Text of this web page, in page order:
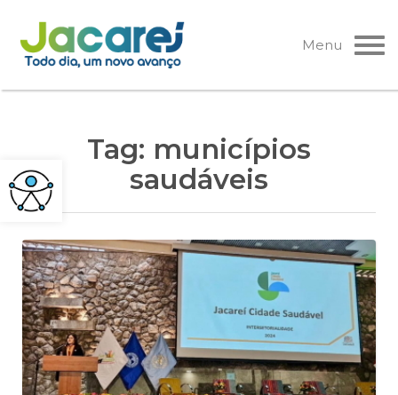
Pular
para
o
Menu
Tag: municípios
saudáveis